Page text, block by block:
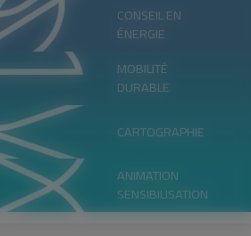
CONSEIL EN
ÉNERGIE
MOBILITÉ
DURABLE
CARTOGRAPHIE
ANIMATION
SENSIBILISATION